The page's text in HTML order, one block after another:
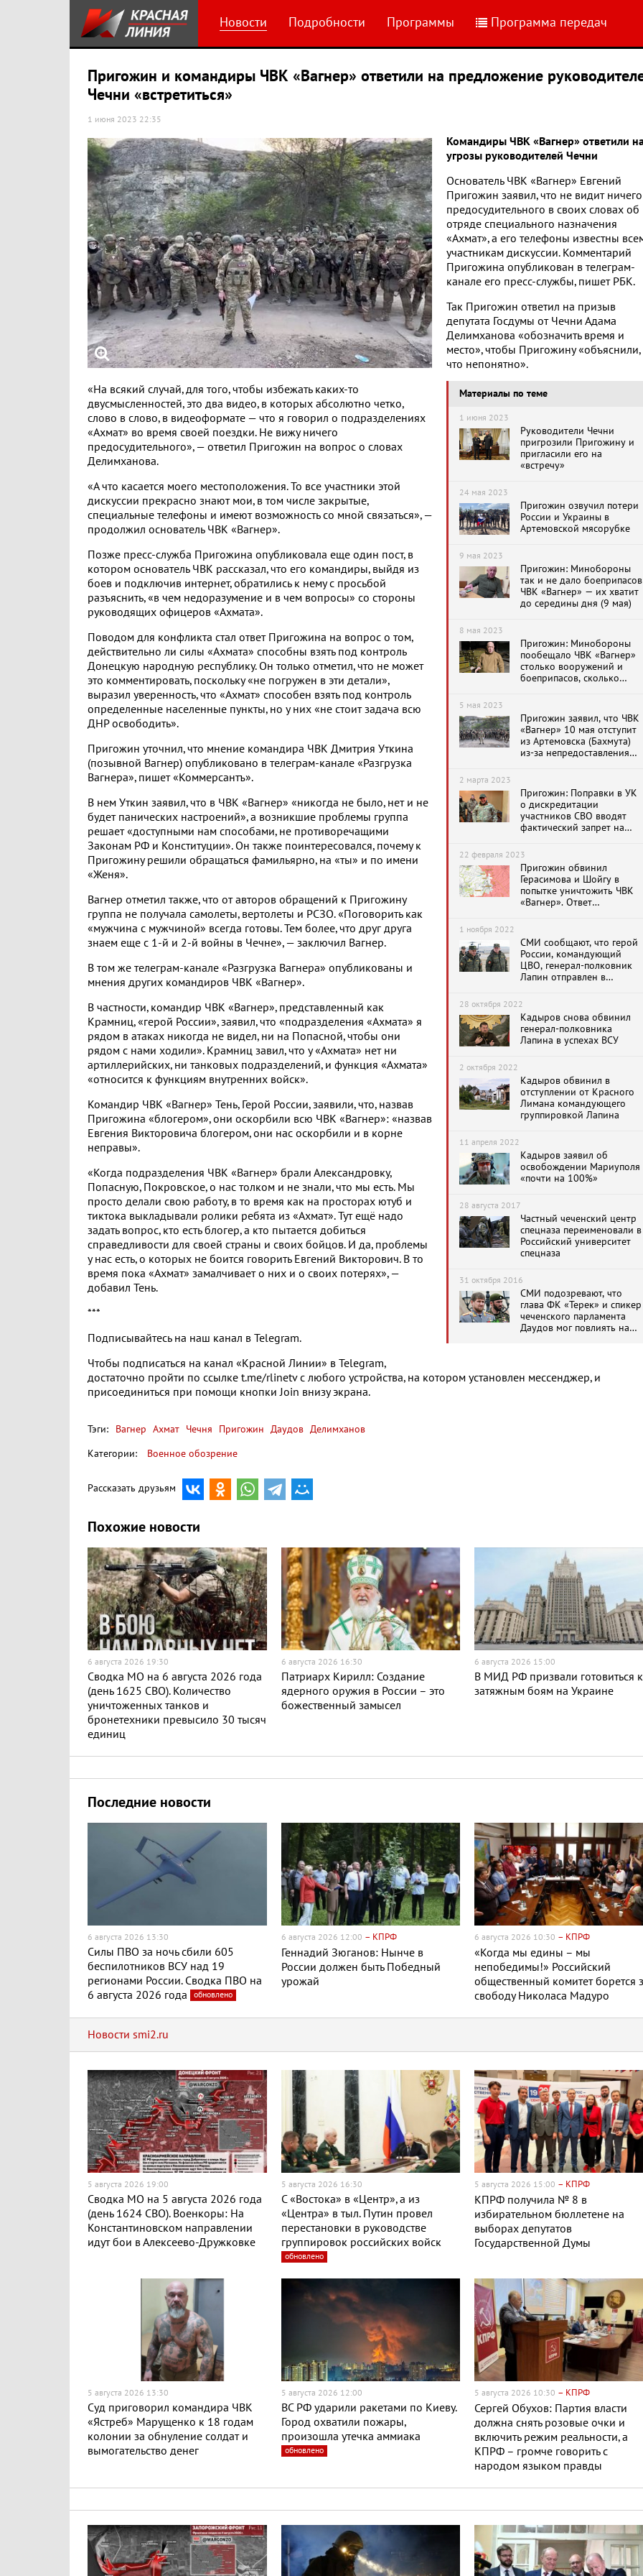
Новости Подробности Программы Программа передач
Пригожин и командиры ЧВК «Вагнер» ответили на предложение
Чечни «встретиться»
1 июня 2023 22:35
Командиры ЧВК «Вагнер» ответили
угрозы руководителей Чечни
Материалы по теме
1 июня 2023
Руководители Чечни
пригрозили Пригожину и
пригласили его на
«встречу»
24 мая 2023
Пригожин озвучил потери
России и Украины в
Артемовской мясорубке
9 мая 2023
Пригожин: Минобороны
так и не дало боеприпасов
ЧВК «Вагнер» — их хватит
до середины дня (9 мая)
8 мая 2023
Пригожин: Минобороны
пообещало ЧВК «Вагнер»
столько вооружений и
боеприпасов, сколько
5 мая 2023
Пригожин заявил, что ЧВК
«Вагнер» 10 мая отступит
из Артемовска (Бахмута)
из-за непредоставления
2 марта 2023
Пригожин: Поправки в УК
о дискредитации
участников СВО вводят
фактический запрет на
критику
22 февраля 2023
Пригожин обвинил
Герасимова и Шойгу в
попытке уничтожить ЧВК
«Вагнер». Ответ
1 ноября 2022
СМИ сообщают, что герой
России, командующий
ЦВО, генерал-полковник
Лапин отправлен в
Кадырова
28 октября 2022
Кадыров снова обвинил
генерал-полковника
Лапина в успехах ВСУ
2 октября 2022
Кадыров обвинил в
отступлении от Красного
Лимана командующего
группировкой Лапина
11 апреля 2022
Кадыров заявил об
освобождении Мариуполя
«почти на 100%»
28 августа 2017
Частный чеченский центр
спецназа переименовали в
Российский университет
спецназа
31 октября 2016
СМИ подозревают, что
глава ФК «Терек» и спикер
чеченского парламента
Даудов мог повлиять на
Основатель ЧВК «Вагнер» Евгений
Пригожин заявил, что не видит ничего
предосудительного в своих словах об
отряде специального назначения
«Ахмат», а его телефоны известны
участникам дискуссии. Комментарий
Пригожина опубликован в телеграм-
канале его пресс-службы, пишет РБК.
Так Пригожин ответил на призыв
депутата Госдумы от Чечни Адама
Делимханова «обозначить время и
место», чтобы Пригожину «объяснили,
что непонятно».
«На всякий случай, для того, чтобы избежать каких-то
двусмысленностей, это два видео, в которых абсолютно четко,
слово в слово, в видеоформате — что я говорил о подразделениях
«Ахмат» во время своей поездки. Не вижу ничего
предосудительного», — ответил Пригожин на вопрос о словах
Делимханова.
«А что касается моего местоположения. То все участники этой
дискуссии прекрасно знают мои, в том числе закрытые,
специальные телефоны и имеют возможность со мной связаться», —
продолжил основатель ЧВК «Вагнер».
Позже пресс-служба Пригожина опубликовала еще один пост, в
котором основатель ЧВК рассказал, что его командиры, выйдя из
боев и подключив интернет, обратились к нему с просьбой
разъяснить, «в чем недоразумение и в чем вопросы» со стороны
руководящих офицеров «Ахмата».
Поводом для конфликта стал ответ Пригожина на вопрос о том,
действительно ли силы «Ахмата» способны взять под контроль
Донецкую народную республику. Он только отметил, что не может
это комментировать, поскольку «не погружен в эти детали»,
выразил уверенность, что «Ахмат» способен взять под контроль
определенные населенные пункты, но у них «не стоит задача всю
ДНР освободить».
Пригожин уточнил, что мнение командира ЧВК Дмитрия Уткина
(позывной Вагнер) опубликовано в телеграм-канале «Разгрузка
Вагнера», пишет «Коммерсантъ».
В нем Уткин заявил, что в ЧВК «Вагнер» «никогда не было, нет и не
будет панических настроений», а возникшие проблемы группа
решает «доступными нам способами, не противоречащими
Законам РФ и Конституции». Он также поинтересовался, почему к
Пригожину решили обращаться фамильярно, на «ты» и по имени
«Женя».
Вагнер отметил также, что от авторов обращений к Пригожину
группа не получала самолеты, вертолеты и РСЗО. «Поговорить как
«мужчина с мужчиной» всегда готовы. Тем более, что друг друга
знаем еще с 1-й и 2-й войны в Чечне», — заключил Вагнер.
В том же телеграм-канале «Разгрузка Вагнера» опубликованы и
мнения других командиров ЧВК «Вагнер».
В частности, командир ЧВК «Вагнер», представленный как
Крамниц, «герой России», заявил, что «подразделения «Ахмата» я
рядом в атаках никогда не видел, ни на Попасной, чтобы они
рядом с нами ходили». Крамниц завил, что у «Ахмата» нет ни
артиллерийских, ни танковых подразделений, и функция «Ахмата»
«относится к функциям внутренних войск».
Командир ЧВК «Вагнер» Тень, Герой России, заявили, что, назвав
Пригожина «блогером», они оскорбили всю ЧВК «Вагнер»: «назвав
Евгения Викторовича блогером, они нас оскорбили и в корне
неправы».
«Когда подразделения ЧВК «Вагнер» брали Александровку,
Попасную, Покровское, о нас толком и не знали, что мы есть. Мы
просто делали свою работу, в то время как на просторах ютуб и
тиктока выкладывали ролики ребята из «Ахмат». Тут ещё надо
задать вопрос, кто есть блогер, а кто пытается добиться
справедливости для своей страны и своих бойцов. И да, проблемы
у нас есть, о которых не боится говорить Евгений Викторович. В то
время пока «Ахмат» замалчивает о них и о своих потерях», —
добавил Тень.
***
Подписывайтесь на наш канал в Telegram.
Чтобы подписаться на канал «Красной Линии» в Telegram,
достаточно пройти по ссылке t.me/rlinetv с любого устройства, на котором установлен мессенджер, и
присоединиться при помощи кнопки Join внизу экрана.
Тэги: Вагнер Ахмат Чечня Пригожин Даудов Делимханов
Категории:
Военное обозрение
Рассказать друзьям
Похожие новости
6 августа 2026 19:30
Сводка МО на 6 августа 2026 года
(день 1625 СВО). Количество
уничтоженных танков и
бронетехники превысило 30 тысяч
единиц
6 августа 2026 16:30
Патриарх Кирилл: Создание
ядерного оружия в России – это
божественный замысел
6 августа 2026 15:00
В МИД РФ призвали готовиться к
затяжным боям на Украине
Последние новости
6 августа 2026 13:30
Силы ПВО за ночь сбили 605
беспилотников ВСУ над 19
регионами России. Сводка ПВО на
6 августа 2026 года
обновлено
6 августа 2026 12:00 – КПРФ
Геннадий Зюганов: Нынче в
России должен быть Победный
урожай
6 августа 2026 10:30 – КПРФ
«Когда мы едины – мы
непобедимы!» Российский
общественный комитет борется
свободу Николаса Мадуро
Новости smi2.ru
5 августа 2026 19:00
Сводка МО на 5 августа 2026 года
(день 1624 СВО). Военкоры: На
Константиновском направлении
идут бои в Алексеево-Дружковке
5 августа 2026 16:30
С «Востока» в «Центр», а из
«Центра» в тыл. Путин провел
перестановки в руководстве
группировок российских войск
обновлено
5 августа 2026 15:00 – КПРФ
КПРФ получила № 8 в
избирательном бюллетене на
выборах депутатов
Государственной Думы
5 августа 2026 13:30
Суд приговорил командира ЧВК
«Ястреб» Марущенко к 18 годам
колонии за обнуление солдат и
вымогательство денег
5 августа 2026 12:00
ВС РФ ударили ракетами по Киеву.
Город охватили пожары,
произошла утечка аммиака
обновлено
5 августа 2026 10:30 – КПРФ
Сергей Обухов: Партия власти
должна снять розовые очки и
включить режим реальности, а
КПРФ – громче говорить с
народом языком правды